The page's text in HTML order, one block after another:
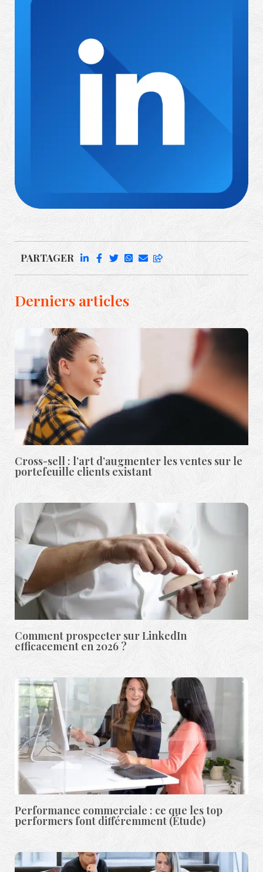
PARTAGER
Derniers articles
Cross-sell : l’art d’augmenter les ventes sur le
portefeuille clients existant
Comment prospecter sur LinkedIn
efficacement en 2026 ?
Performance commerciale : ce que les top
performers font différemment (Étude)